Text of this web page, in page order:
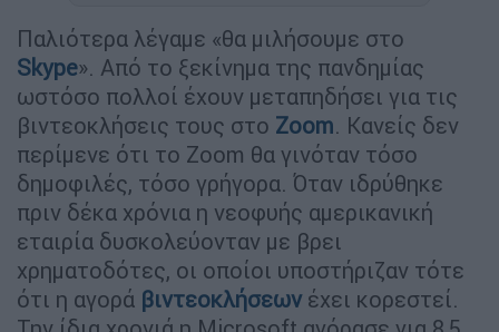
Παλιότερα λέγαμε «θα μιλήσουμε στο
Skype». Από το ξεκίνημα της πανδημίας
ωστόσο πολλοί έχουν μεταπηδήσει για τις
βιντεοκλήσεις τους στο Zoom. Kανείς δεν
περίμενε ότι το Zoom θα γινόταν τόσο
δημοφιλές, τόσο γρήγορα. Όταν ιδρύθηκε
πριν δέκα χρόνια η νεοφυής αμερικανική
εταιρία δυσκολεύονταν με βρει
χρηματοδότες, οι οποίοι υποστήριζαν τότε
ότι η αγορά βιντεοκλήσεωνέχει κορεστεί.